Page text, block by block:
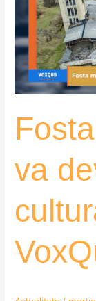
va
deveni
centru
cultural
social
VoxQub